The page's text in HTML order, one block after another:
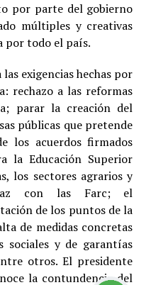
por parte del gobierno
múltiples y creativas
por todo el país.
exigencias hechas por
rechazo a las reformas
parar la creación del
públicas que pretende
los acuerdos firmados
la Educación Superior
los sectores agrarios y
con las Farc; el
de los puntos de la
de medidas concretas
sociales y de garantías
otros. El presidente
la contundencia del